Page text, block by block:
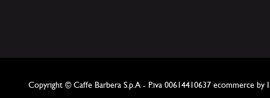
Copyright © Caffe Barbera S.p.A - P.iva 00614410637 ecommerce by